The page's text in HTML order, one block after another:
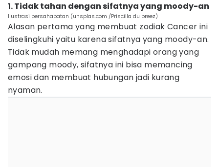
1. Tidak tahan dengan sifatnya yang moody-an
Ilustrasi persahabatan (unsplas.com /Priscilla du preez)
Alasan pertama yang membuat zodiak Cancer ini
diselingkuhi yaitu karena sifatnya yang moody-an.
Tidak mudah memang menghadapi orang yang
gampang moody, sifatnya ini bisa memancing
emosi dan membuat hubungan jadi kurang
nyaman.